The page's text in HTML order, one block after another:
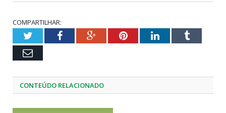
COMPARTILHAR:
TwitterFacebookGoogle+PinterestLinkedInTumblr
Email
CONTEÚDO RELACIONADO